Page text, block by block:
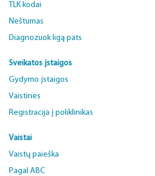
TLK kodai
Nėštumas
Diagnozuok ligą pats
Sveikatos įstaigos
Gydymo įstaigos
Vaistinės
Registracija į poliklinikas
Vaistai
Vaistų paieška
Pagal ABC